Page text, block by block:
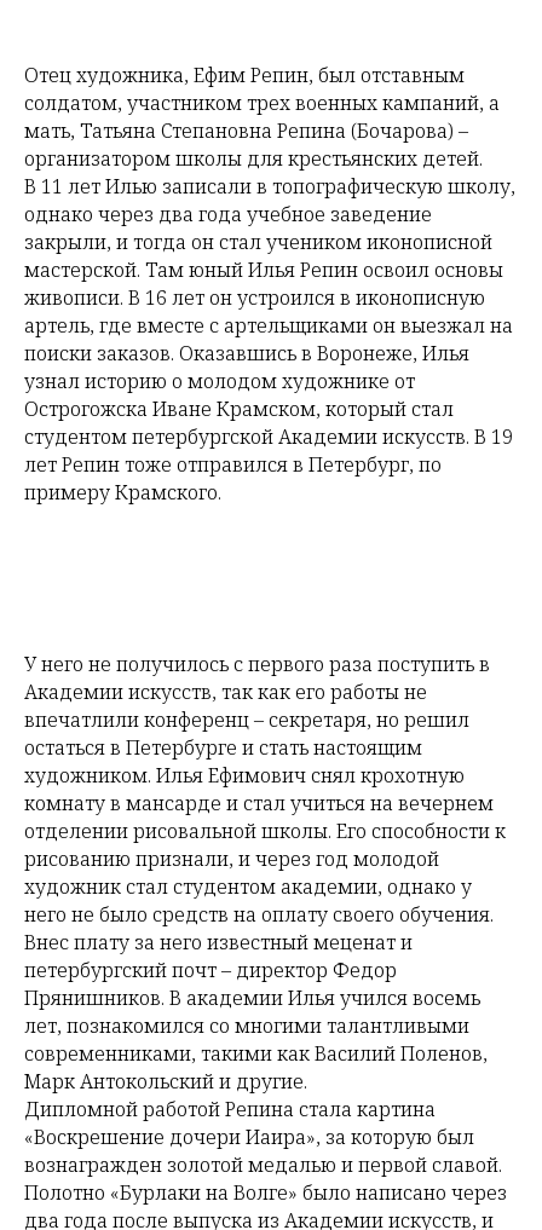
Отец художника, Ефим Репин, был отставным
солдатом, участником трех военных кампаний, а
мать, Татьяна Степановна Репина (Бочарова) –
организатором школы для крестьянских детей.
В 11 лет Илью записали в топографическую школу,
однако через два года учебное заведение
закрыли, и тогда он стал учеником иконописной
мастерской. Там юный Илья Репин освоил основы
живописи. В 16 лет он устроился в иконописную
артель, где вместе с артельщиками он выезжал на
поиски заказов. Оказавшись в Воронеже, Илья
узнал историю о молодом художнике от
Острогожска Иване Крамском, который стал
студентом петербургской Академии искусств. В 19
лет Репин тоже отправился в Петербург, по
примеру Крамского.
У него не получилось с первого раза поступить в
Академии искусств, так как его работы не
впечатлили конференц – секретаря, но решил
остаться в Петербурге и стать настоящим
художником. Илья Ефимович снял крохотную
комнату в мансарде и стал учиться на вечернем
отделении рисовальной школы. Его способности к
рисованию признали, и через год молодой
художник стал студентом академии, однако у
него не было средств на оплату своего обучения.
Внес плату за него известный меценат и
петербургский почт – директор Федор
Прянишников. В академии Илья учился восемь
лет, познакомился со многими талантливыми
современниками, такими как Василий Поленов,
Марк Антокольский и другие.
Дипломной работой Репина стала картина
«Воскрешение дочери Иаира», за которую был
вознагражден золотой медалью и первой славой.
Полотно «Бурлаки на Волге» было написано через
два года после выпуска из Академии искусств, и